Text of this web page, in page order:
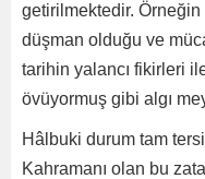
getirilmektedir.
düşman olduğu ve
tarihin yalancı fikirleri
övüyormuş gibi algı
Hâlbuki durum tam
Kahramanı olan bu